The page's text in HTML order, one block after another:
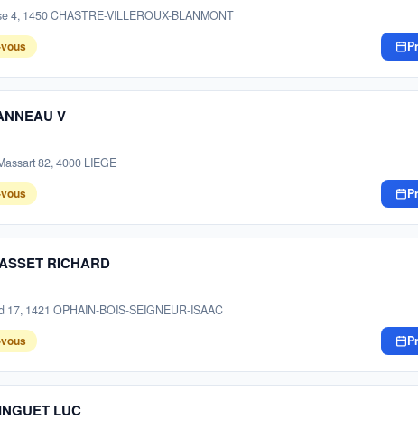
4, 1450 CHASTRE-VILLEROUX-BLANMONT
V
82, 4000 LIEGE
RICHARD
17, 1421 OPHAIN-BOIS-SEIGNEUR-ISAAC
LUC